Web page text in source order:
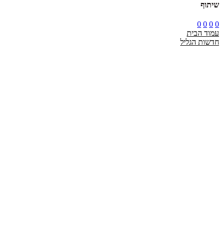
שיתוף
0
0
0
0
עמוד הבית
חדשות הגליל